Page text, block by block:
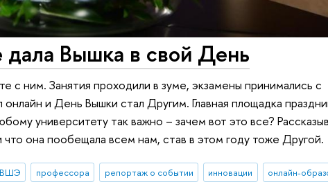
Вышка в свой День
с ним. Занятия проходили в зуме, экзамены принимались с
и День Вышки стал Другим. Главная площадка
университету так важно – зачем вот это все?
она пообещала всем нам, став в этом году тоже Другой.
ВШЭ профессора репортаж о событии инновации
онлайн-